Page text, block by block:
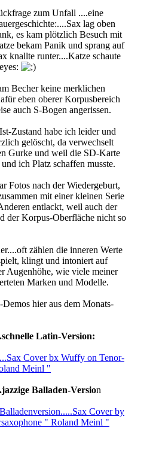
zum Unfall ....eine
lag oben
es kam plötzlich Besuch mit
bekam Panik und sprang auf
knallte runter....Katze schaute
Becher keine merklichen
eben oberer Korpusbereich
auch S-Bogen angerissen.
Zustand habe ich leider und
gelöscht, da verwechselt
Gurke und weil die SD-Karte
ich Platz schaffen musste.
Fotos nach der Wiedergeburt,
mit einer kleinen Serie
entlackt, weil auch der
der Korpus-Oberfläche nicht so
zählen die inneren Werte
klingt und intoniert auf
Augenhöhe, wie viele meiner
Marken und Modelle.
hier aus dem Monats-
Latin-Version:
Cover bx Wuffy on Tenor-
Meinl "
Balladen-Version
Cover by
" Roland Meinl "